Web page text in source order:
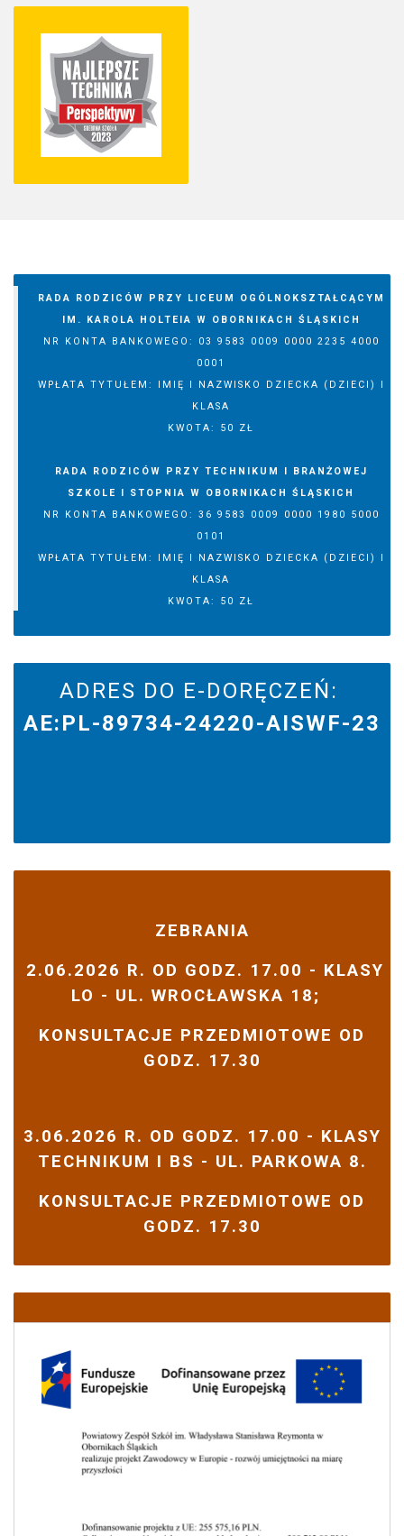
RADA RODZICÓW PRZY LICEUM OGÓLNOKSZTAŁCĄCYM
IM. KAROLA HOLTEIA W OBORNIKACH ŚLĄSKICH
NR KONTA BANKOWEGO: 03 9583 0009 0000 2235 4000
0001
WPŁATA TYTUŁEM: IMIĘ I NAZWISKO DZIECKA (DZIECI) I
KLASA
KWOTA: 50 ZŁ
RADA RODZICÓW PRZY TECHNIKUM I BRANŻOWEJ
SZKOLE I STOPNIA W OBORNIKACH ŚLĄSKICH
NR KONTA BANKOWEGO: 36 9583 0009 0000 1980 5000
0101
WPŁATA TYTUŁEM: IMIĘ I NAZWISKO DZIECKA (DZIECI) I
KLASA
KWOTA: 50 ZŁ
ADRES DO E-DORĘCZEŃ:
AE:PL-89734-24220-AISWF-23
ZEBRANIA
2.06.2026 R. OD GODZ. 17.00 - KLASY
LO - UL. WROCŁAWSKA 18;
KONSULTACJE PRZEDMIOTOWE OD
GODZ. 17.30
3.06.2026 R. OD GODZ. 17.00 - KLASY
TECHNIKUM I BS - UL. PARKOWA 8.
KONSULTACJE PRZEDMIOTOWE OD
GODZ. 17.30